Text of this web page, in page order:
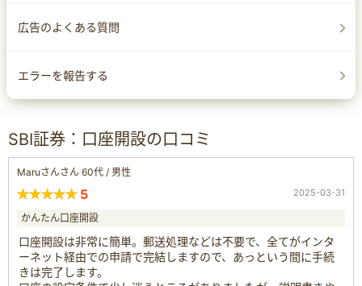
広告のよくある質問
エラーを報告する
SBI証券：口座開設の口コミ
Maruさんさん 60代 / 男性
5 2025-03-31
かんたん口座開設
口座開設は非常に簡単。郵送処理などは不要で、全てがインタ
ーネット経由での申請で完結しますので、あっという間に手続
きは完了します。